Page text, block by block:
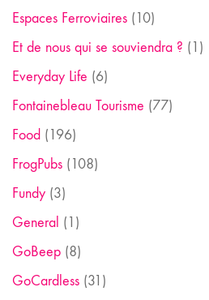
Espaces Ferroviaires (10)
Et de nous qui se souviendra ? (1)
Everyday Life (6)
Fontainebleau Tourisme (77)
Food (196)
FrogPubs (108)
Fundy (3)
General (1)
GoBeep (8)
GoCardless (31)